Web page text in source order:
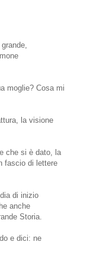
moglie? Cosa mi
la visione
che si è dato, la
fascio di lettere
di inizio
anche
Storia.
e dici: ne